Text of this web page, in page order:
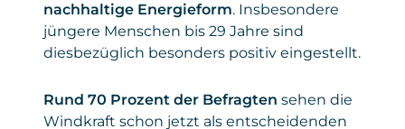
nachhaltige Energieform. Insbesondere
jüngere Menschen bis 29 Jahre sind
diesbezüglich besonders positiv eingestellt.
Rund 70 Prozent der Befragten sehen die
Windkraft schon jetzt als entscheidenden